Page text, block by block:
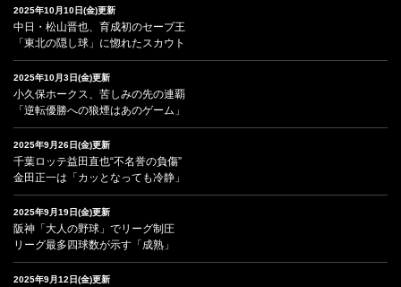
2025年10月10日(金)更新
中日・松山晋也、育成初のセーブ王
「東北の隠し球」に惚れたスカウト
2025年10月3日(金)更新
小久保ホークス、苦しみの先の連覇
「逆転優勝への狼煙はあのゲーム」
2025年9月26日(金)更新
千葉ロッテ益田直也“不名誉の負傷”
金田正一は「カッとなっても冷静」
2025年9月19日(金)更新
阪神「大人の野球」でリーグ制圧
リーグ最多四球数が示す「成熟」
2025年9月12日(金)更新